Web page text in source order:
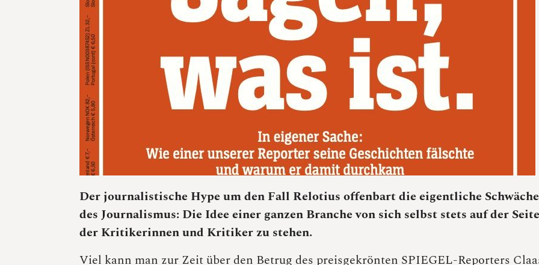
Der journalistische Hype um den Fall Relotius offenbart die eigentliche Schwäche
des Journalismus: Die Idee einer ganzen Branche von sich selbst stets auf der Seite
der Kritikerinnen und Kritiker zu stehen.
Viel kann man zur Zeit über den Betrug des preisgekrönten SPIEGEL-Reporters